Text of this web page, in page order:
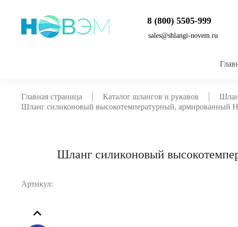
8 (800) 5505-999
sales@shlangi-novem.ru
Главная страница Каталог шлангов и рукавов
Шланг силиконовый высокотемпературный, армированный
Шланг силиконовый
Артикул: